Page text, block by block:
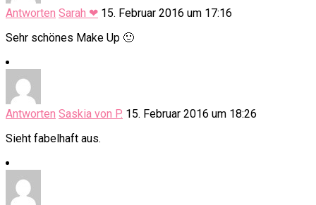
Antworten Sarah ❤ 15. Februar 2016 um 17:16
Sehr schönes Make Up 🙂
Antworten Saskia von P. 15. Februar 2016 um 18:26
Sieht fabelhaft aus.